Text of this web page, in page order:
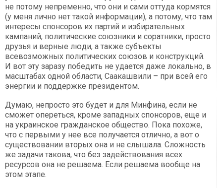
не потому непременно, что они и сами оттуда кормятся
(у меня лично нет такой информации), а потому, что там
интересы спонсоров их партий и избирательных
кампаний, политические союзники и соратники, просто
друзья и верные люди, а также субъекты
всевозможных политических союзов и конструкций.
И вот эту заразу победить не удается даже локально, в
масштабах одной области, Саакашвили – при всей его
энергии и поддержке президентом.
Думаю, непросто это будет и для Минфина, если не
сможет опереться, кроме западных спонсоров, еще и
на украинское гражданское общество. Пока похоже,
что с первыми у нее все получается отлично, а вот о
существовании вторых она и не слышала. Сложность
же задачи такова, что без задействования всех
ресурсов она не решаема. Если решаема вообще на
этом этапе.